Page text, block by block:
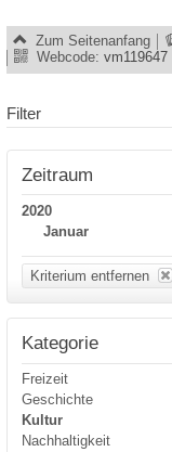
Zum Seitenanfang
Webcode: vm119647
Filter
Zeitraum
2020
Januar
Kriterium entfernen
Kategorie
Freizeit
Geschichte
Kultur
Nachhaltigkeit